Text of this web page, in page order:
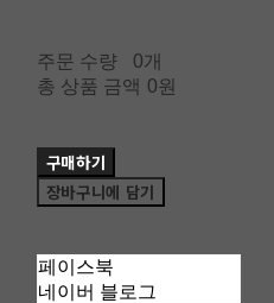
주문 수량
0개
총 상품 금액 0원
구매하기
장바구니에 담기
페이스북
네이버 블로그